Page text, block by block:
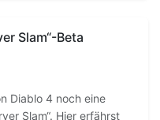
Slam“-Beta
Diablo 4 noch eine
Slam“. Hier erfährst